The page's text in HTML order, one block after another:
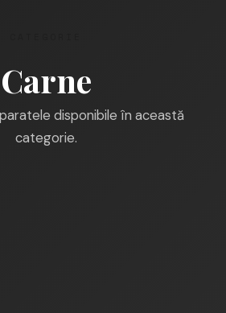
Carne
disponibile în această
categorie.